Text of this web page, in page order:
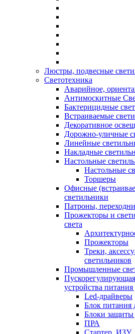
Люстры, подвесные
Светотехника
Аварийное,
Антимоскитные
Бактерицидные
Встраиваемые
Декоративное
Дорожно-уличные
Линейные
Накладные
Настольные
Настольные
Торшеры
Офисные
светильники
Патроны,
Прожекторы и
света
Прожекторы
Треки,
светильников
Промышленные
устройства
Led-драйверы
Блок питания
Блоки защиты
ПРА
Стартер, ИЗУ